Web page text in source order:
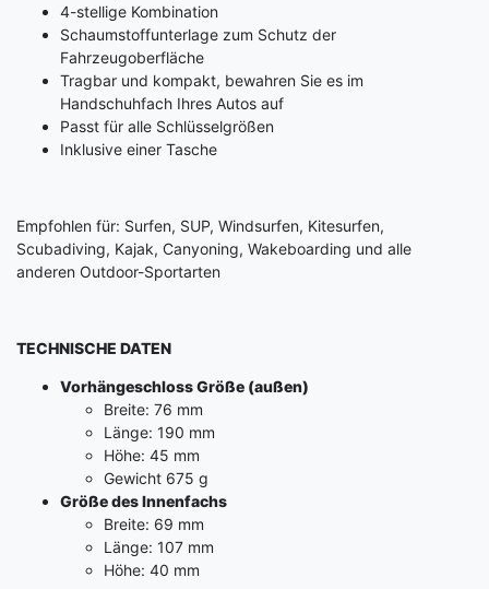
4-stellige Kombination
Schaumstoffunterlage zum Schutz der
Fahrzeugoberfläche
Tragbar und kompakt, bewahren Sie es im
Handschuhfach Ihres Autos auf
Passt für alle Schlüsselgrößen
Inklusive einer Tasche
Empfohlen für: Surfen, SUP, Windsurfen, Kitesurfen,
Scubadiving, Kajak, Canyoning, Wakeboarding und alle
anderen Outdoor-Sportarten
TECHNISCHE DATEN
Vorhängeschloss Größe (außen)
Breite: 76 mm
Länge: 190 mm
Höhe: 45 mm
Gewicht 675 g
Größe des Innenfachs
Breite: 69 mm
Länge: 107 mm
Höhe: 40 mm